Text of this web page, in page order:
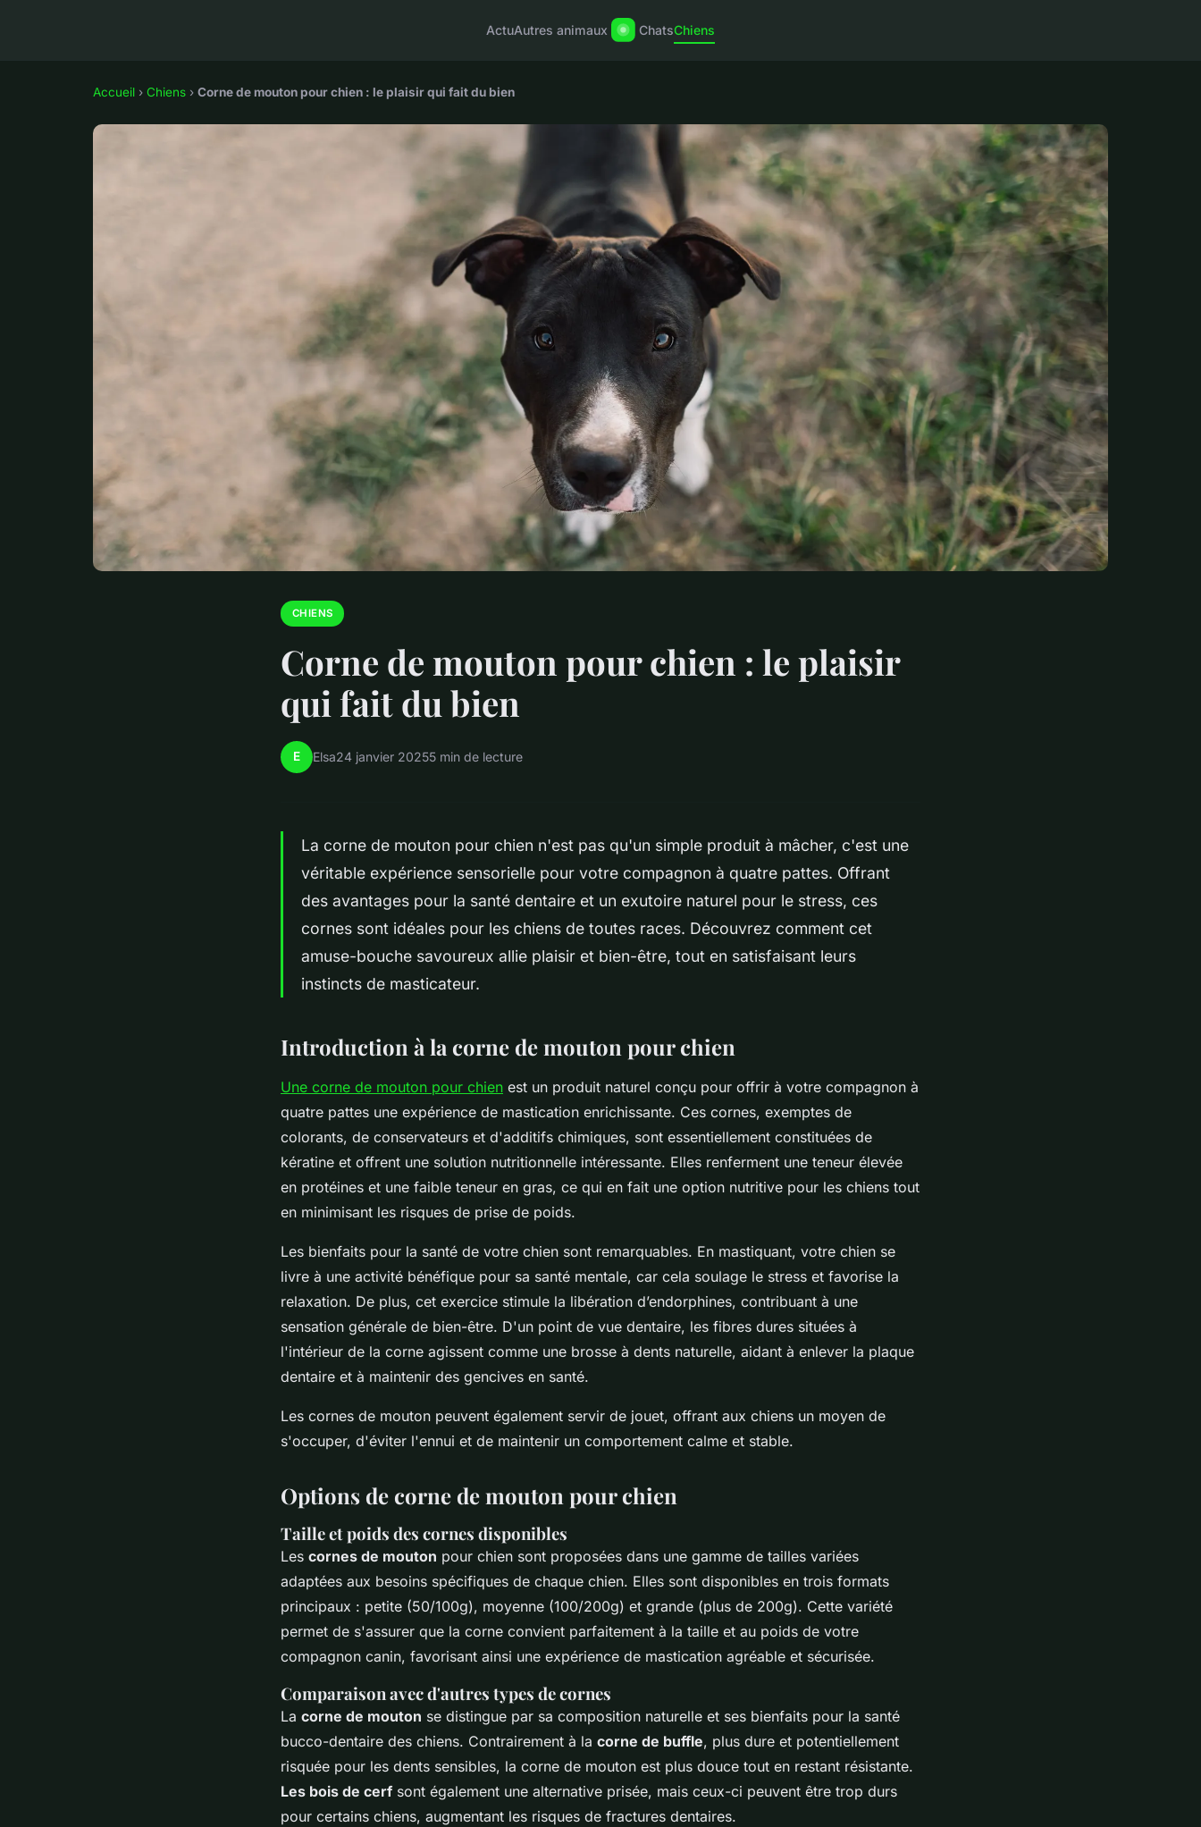
ActuAutres animaux ChatsChiens
Accueil › Chiens › Corne de mouton pour chien : le plaisir qui fait du bien
CHIENS
Corne de mouton pour chien : le plaisir
qui fait du bien
E Elsa24 janvier 20255 min de lecture
La corne de mouton pour chien n'est pas qu'un simple produit à mâcher, c'est une
véritable expérience sensorielle pour votre compagnon à quatre pattes. Offrant
des avantages pour la santé dentaire et un exutoire naturel pour le stress, ces
cornes sont idéales pour les chiens de toutes races. Découvrez comment cet
amuse-bouche savoureux allie plaisir et bien-être, tout en satisfaisant leurs
instincts de masticateur.
Introduction à la corne de mouton pour chien
Une corne de mouton pour chien est un produit naturel conçu pour offrir à votre compagnon à
quatre pattes une expérience de mastication enrichissante. Ces cornes, exemptes de
colorants, de conservateurs et d'additifs chimiques, sont essentiellement constituées de
kératine et offrent une solution nutritionnelle intéressante. Elles renferment une teneur élevée
en protéines et une faible teneur en gras, ce qui en fait une option nutritive pour les chiens tout
en minimisant les risques de prise de poids.
Les bienfaits pour la santé de votre chien sont remarquables. En mastiquant, votre chien se
livre à une activité bénéfique pour sa santé mentale, car cela soulage le stress et favorise la
relaxation. De plus, cet exercice stimule la libération d’endorphines, contribuant à une
sensation générale de bien-être. D'un point de vue dentaire, les fibres dures situées à
l'intérieur de la corne agissent comme une brosse à dents naturelle, aidant à enlever la plaque
dentaire et à maintenir des gencives en santé.
Les cornes de mouton peuvent également servir de jouet, offrant aux chiens un moyen de
s'occuper, d'éviter l'ennui et de maintenir un comportement calme et stable.
Options de corne de mouton pour chien
Taille et poids des cornes disponibles
Les cornes de mouton pour chien sont proposées dans une gamme de tailles variées
adaptées aux besoins spécifiques de chaque chien. Elles sont disponibles en trois formats
principaux : petite (50/100g), moyenne (100/200g) et grande (plus de 200g). Cette variété
permet de s'assurer que la corne convient parfaitement à la taille et au poids de votre
compagnon canin, favorisant ainsi une expérience de mastication agréable et sécurisée.
Comparaison avec d'autres types de cornes
La corne de mouton se distingue par sa composition naturelle et ses bienfaits pour la santé
bucco-dentaire des chiens. Contrairement à la corne de buffle, plus dure et potentiellement
risquée pour les dents sensibles, la corne de mouton est plus douce tout en restant résistante.
Les bois de cerf sont également une alternative prisée, mais ceux-ci peuvent être trop durs
pour certains chiens, augmentant les risques de fractures dentaires.